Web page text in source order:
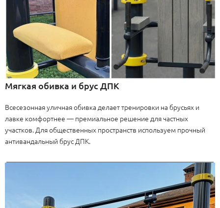
Мягкая обивка и брус ДПК
Всесезонная уличная обивка делает тренировки на брусьях и
лавке комфортнее — премиальное решение для частных
участков. Для общественных пространств используем прочный
антивандальный брус ДПК.